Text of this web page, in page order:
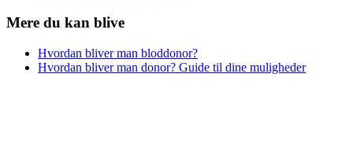
Mere du kan blive
Hvordan bliver man bloddonor?
Hvordan bliver man donor? Guide til dine muligheder